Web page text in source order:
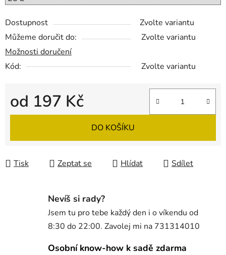
Dostupnost
Zvolte variantu
Můžeme doručit do:
Zvolte variantu
Možnosti doručení
Kód:
Zvolte variantu
od 197 Kč
Měrná cena:
DO KOŠÍKU
Tisk Zeptat se Hlídat Sdílet
Nevíš si rady?
Jsem tu pro tebe každý den i o víkendu od
8:30 do 22:00. Zavolej mi na 731314010
Osobní know-how k sadě zdarma